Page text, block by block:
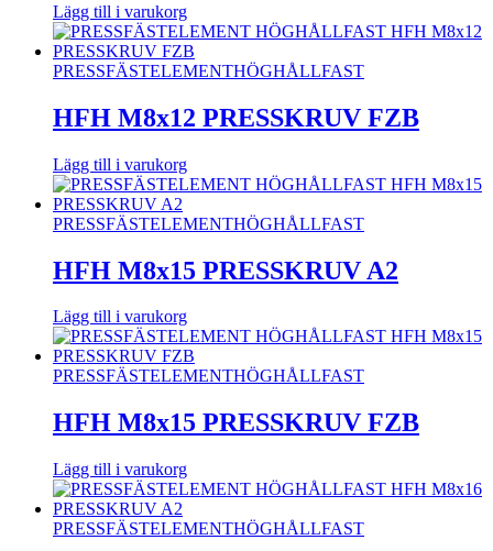
Lägg till i varukorg
PRESSFÄSTELEMENTHÖGHÅLLFAST
HFH M8x12 PRESSKRUV FZB
Lägg till i varukorg
PRESSFÄSTELEMENTHÖGHÅLLFAST
HFH M8x15 PRESSKRUV A2
Lägg till i varukorg
PRESSFÄSTELEMENTHÖGHÅLLFAST
HFH M8x15 PRESSKRUV FZB
Lägg till i varukorg
PRESSFÄSTELEMENTHÖGHÅLLFAST